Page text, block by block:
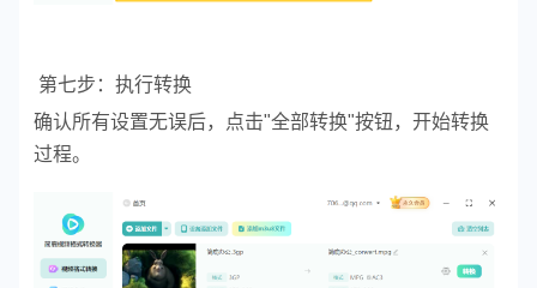
第七步：执行转换
确认所有设置无误后，点击"全部转换"按钮，开始转换
过程。